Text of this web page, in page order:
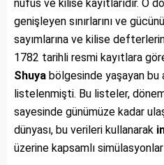
nüfus ve kilise kayıtlarıdır. O
genişleyen sınırlarını ve
sayımlarına ve kilise
1782 tarihli resmi kayıtlara
Shuya bölgesinde yaşayan
listelenmişti. Bu listeler,
sayesinde günümüze kadar
dünyası, bu verileri kullanarak
üzerine kapsamlı